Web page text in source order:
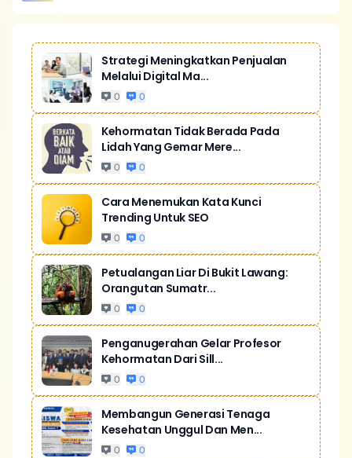
Strategi Meningkatkan Penjualan
Melalui Digital Ma...
0 0
Kehormatan Tidak Berada Pada
Lidah Yang Gemar Mere...
0 0
Cara Menemukan Kata Kunci
Trending Untuk SEO
0 0
Petualangan Liar Di Bukit Lawang:
Orangutan Sumatr...
0 0
Penganugerahan Gelar Profesor
Kehormatan Dari Sill...
0 0
Membangun Generasi Tenaga
Kesehatan Unggul Dan Men...
0 0